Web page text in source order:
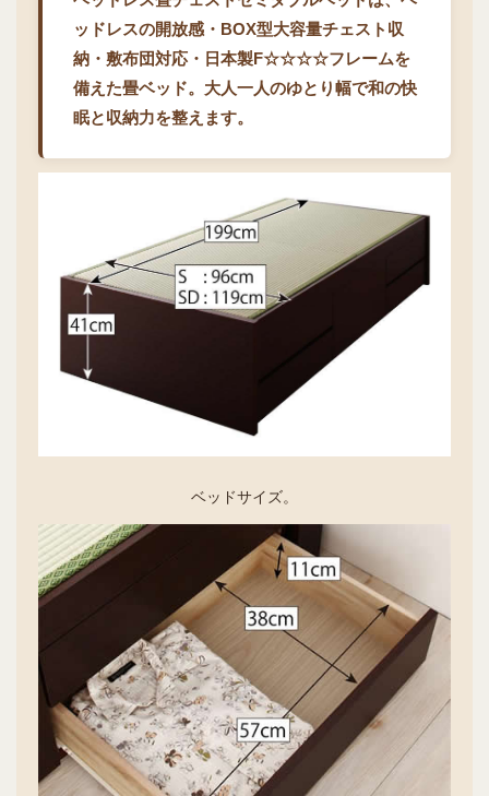
ッドレスの開放感・BOX型大容量チェスト収
納・敷布団対応・日本製F☆☆☆☆フレームを
備えた畳ベッド。大人一人のゆとり幅で和の快
眠と収納力を整えます。
ベッドサイズ。